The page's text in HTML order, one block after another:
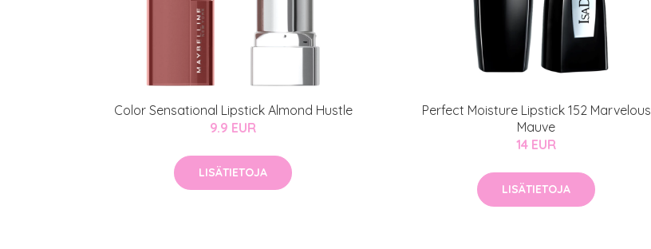
Color Sensational Lipstick Almond Hustle
9.9 EUR
LISÄTIETOJA
Perfect Moisture Lipstick 152 Marvelous
Mauve
14 EUR
LISÄTIETOJA